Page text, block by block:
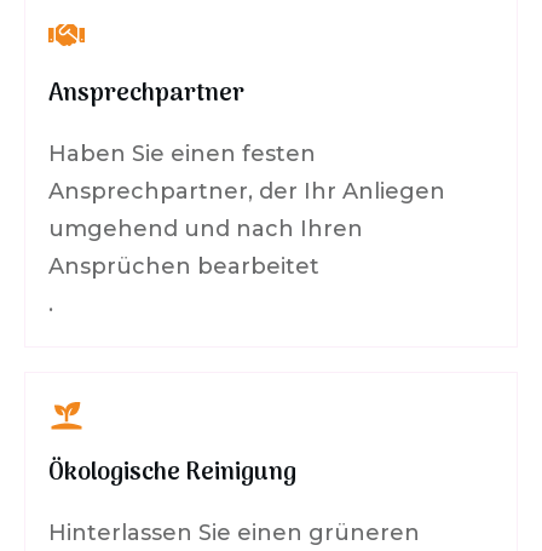
Ansprechpartner
Haben Sie einen festen
Ansprechpartner, der Ihr Anliegen
umgehend und nach Ihren
Ansprüchen bearbeitet
.
Ökologische Reinigung
Hinterlassen Sie einen grüneren